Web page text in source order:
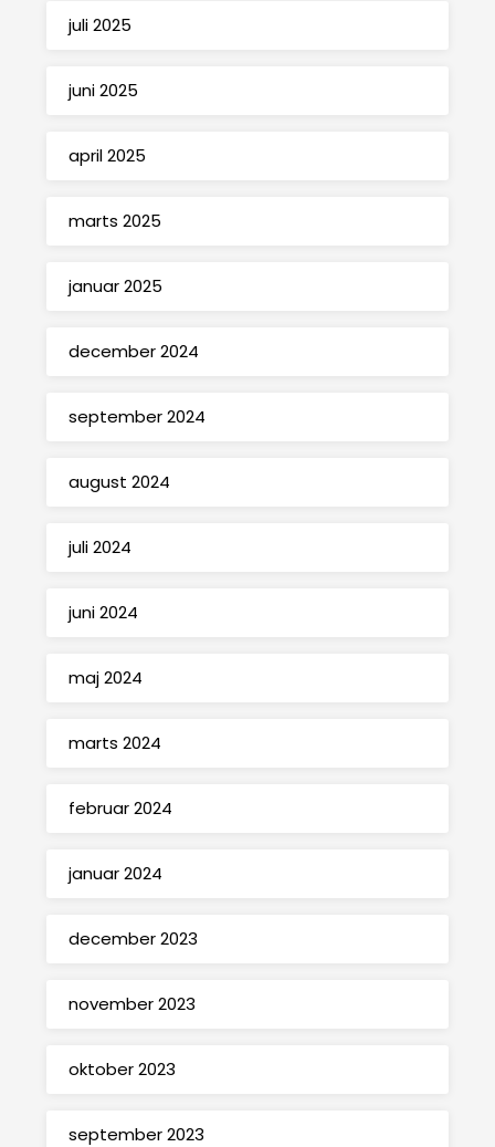
juli 2025
juni 2025
april 2025
marts 2025
januar 2025
december 2024
september 2024
august 2024
juli 2024
juni 2024
maj 2024
marts 2024
februar 2024
januar 2024
december 2023
november 2023
oktober 2023
september 2023